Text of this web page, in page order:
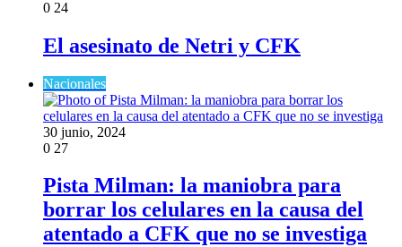
0 24
El asesinato de Netri y CFK
Nacionales
30 junio, 2024
0 27
Pista Milman: la maniobra para
borrar los celulares en la causa del
atentado a CFK que no se investiga